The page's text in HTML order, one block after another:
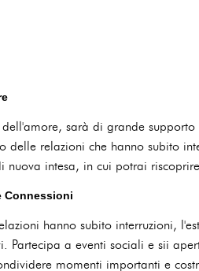
sarà di grande
delle relazioni che hanno subito
nuova intesa, in cui potrai
Connessioni
hanno subito interruzioni,
Partecipa a eventi sociali e sii
momenti importanti e